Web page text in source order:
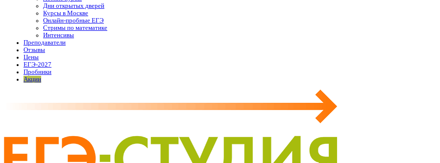
Дни открытых дверей
Курсы в Москве
Онлайн-пробные ЕГЭ
Стримы по математике
Интенсивы
Преподаватели
Отзывы
Цены
ЕГЭ-2027
Пробники
Акции